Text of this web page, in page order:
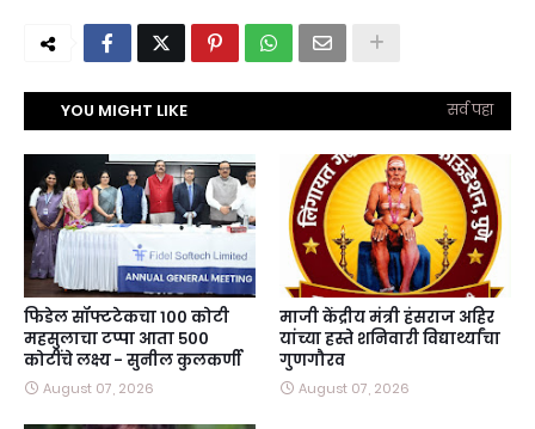
YOU MIGHT LIKE सर्व पहा
फिडेल सॉफ्टटेकचा १०० कोटी
महसुलाचा टप्पा आता ५००
कोटींचे लक्ष्य - सुनील कुलकर्णी
August 07, 2026
माजी केंद्रीय मंत्री हंसराज अहिर
यांच्या हस्ते शनिवारी विद्यार्थ्यांचा
गुणगौरव
August 07, 2026